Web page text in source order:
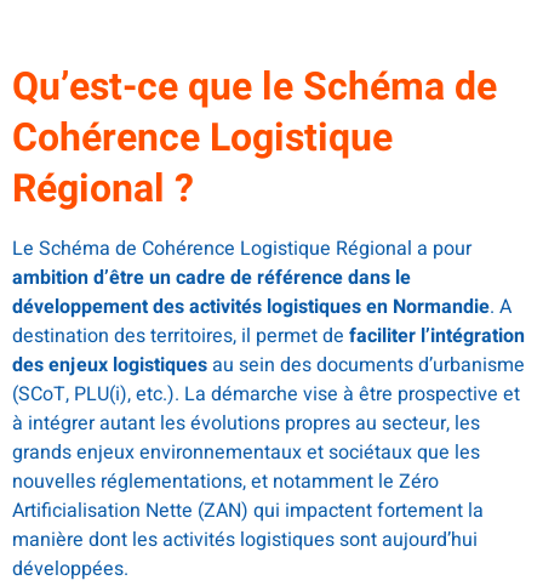
Qu’est-ce que le Schéma de
Cohérence Logistique
Régional ?
Le Schéma de Cohérence Logistique Régional a pour
ambition d’être un cadre de référence dans le
développement des activités logistiques en Normandie. A
destination des territoires, il permet de faciliter l’intégration
des enjeux logistiquesau sein des documents d’urbanisme
(SCoT, PLU(i), etc.). La démarche vise à être prospective et
à intégrer autant les évolutions propres au secteur, les
grands enjeux environnementaux et sociétaux que les
nouvelles réglementations, et notamment le Zéro
Artificialisation Nette (ZAN) qui impactent fortement la
manière dont les activités logistiques sont aujourd’hui
développées.